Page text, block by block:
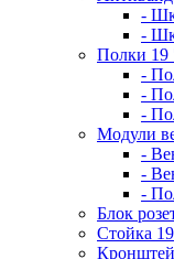
-
-
Полки 19
-
-
-
Модули
-
-
-
Блок
Стойка 19